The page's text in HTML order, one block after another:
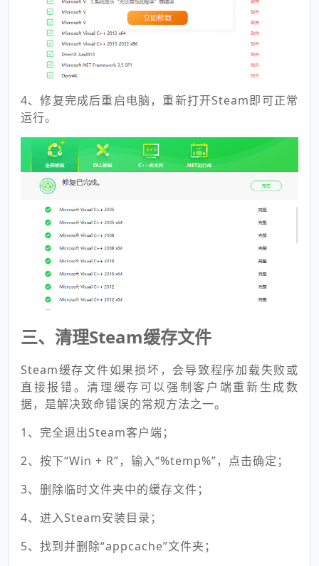
4、修复完成后重启电脑，重新打开Steam即可正常
运行。
三、清理Steam缓存文件
Steam缓存文件如果损坏，会导致程序加载失败或
直接报错。清理缓存可以强制客户端重新生成数
据，是解决致命错误的常规方法之一。
1、完全退出Steam客户端；
2、按下“Win + R”，输入“%temp%”，点击确定；
3、删除临时文件夹中的缓存文件；
4、进入Steam安装目录；
5、找到并删除“appcache”文件夹；